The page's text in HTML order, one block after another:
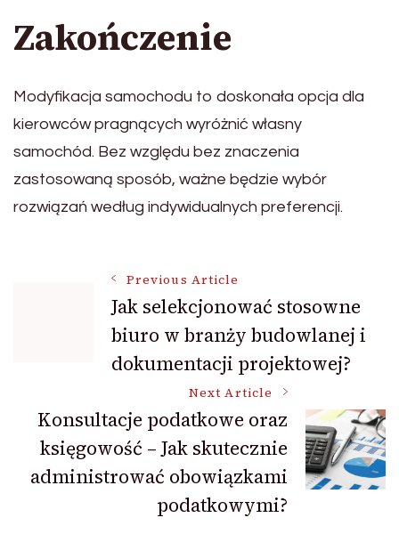
Zakończenie
Modyfikacja samochodu to doskonała opcja dla
kierowców pragnących wyróżnić własny
samochód. Bez względu bez znaczenia
zastosowaną sposób, ważne będzie wybór
rozwiązań według indywidualnych preferencji.
Navigation
Previous Article
Jak selekcjonować stosowne
biuro w branży budowlanej i
dokumentacji projektowej?
Next Article
Konsultacje podatkowe oraz
księgowość – Jak skutecznie
administrować obowiązkami
podatkowymi?